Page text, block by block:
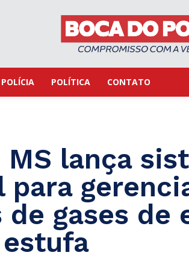
POLÍCIA POLÍTICA CONTATO
MS lança
para
de gases de
estufa